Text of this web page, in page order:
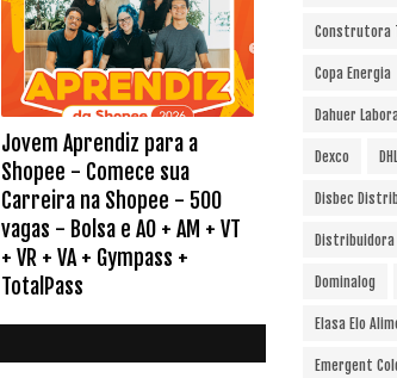
Jovem Aprendiz para a
Shopee - Comece sua
Carreira na Shopee - 500
vagas - Bolsa e AO + AM + VT
+ VR + VA + Gympass +
TotalPass
Construtora
Copa Energia
Dahuer
Dexco
Disbec
Dominalog
Elasa Elo
Emergent